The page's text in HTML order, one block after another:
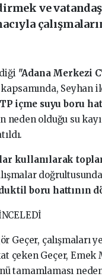
ve
"Adana Merkezi
kapsamında, Seyhan
içme suyu boru
neden olduğu su
kullanılarak
boru hattının
Geçer, çalışmaları
çeken Geçer, Emek
tamamlaması